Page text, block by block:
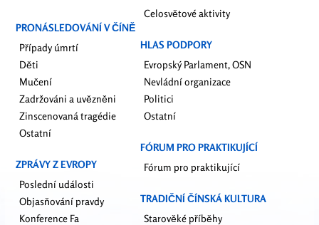
PRONÁSLEDOVÁNÍ V ČÍNĚ
Případy úmrtí
Děti
Mučení
Zadržováni a uvězněni
Zinscenovaná tragédie
Ostatní
ZPRÁVY Z EVROPY
Poslední události
Objasňování pravdy
Konference Fa
Celosvětové aktivity
HLAS PODPORY
Evropský Parlament, OSN
Nevládní organizace
Politici
Ostatní
FÓRUM PRO PRAKTIKUJÍCÍ
Fórum pro praktikující
TRADIČNÍ ČÍNSKÁ KULTURA
Starověké příběhy